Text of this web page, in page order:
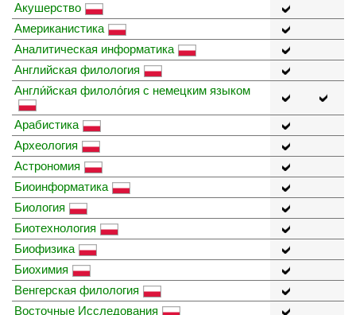
Акушерство
Американистика
Аналитическая информатика
Английская филология
Англи́йская филоло́гия с немецким языком
Арабистика
Археология
Астрономия
Биоинформатика
Биология
Биотехнология
Биофизика
Биохимия
Венгерская филология
Восточные Исследования